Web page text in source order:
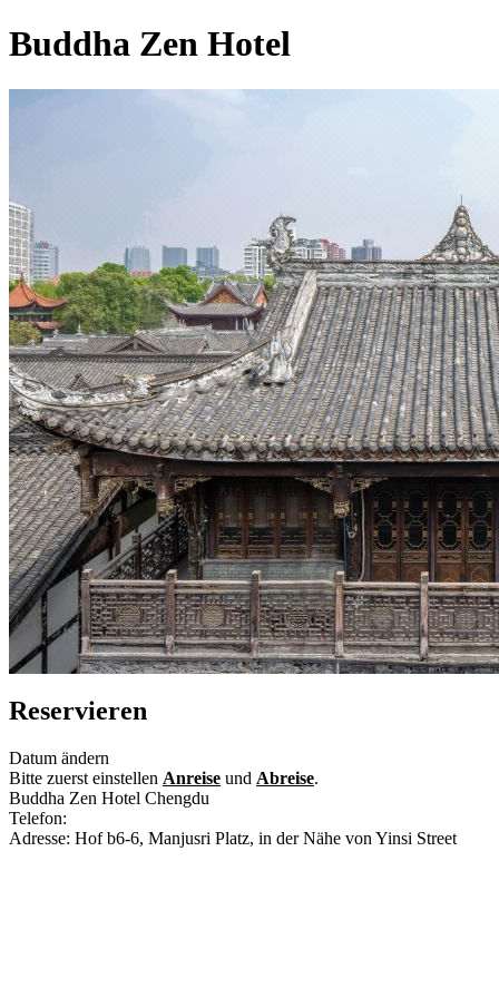
Buddha Zen Hotel
Reservieren
Datum ändern
Bitte zuerst einstellen Anreise und Abreise.
Buddha Zen Hotel Chengdu
Telefon:
Adresse: Hof b6-6, Manjusri Platz, in der Nähe von Yinsi Street